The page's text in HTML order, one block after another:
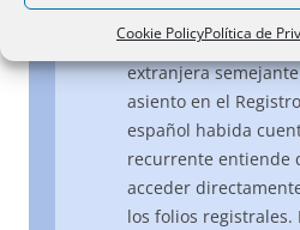
Cookie PolicyPolítica de
este expediente
requisitos para que
extranjera
asiento en el
español habida
recurrente entiende
acceder
los folios registrales.